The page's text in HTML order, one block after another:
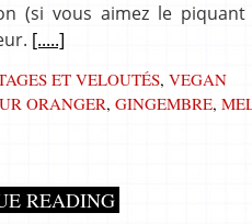
(si vous aimez le piquant
[.....]
ET VELOUTÉS, VEGAN
ORANGER, GINGEMBRE,
READING